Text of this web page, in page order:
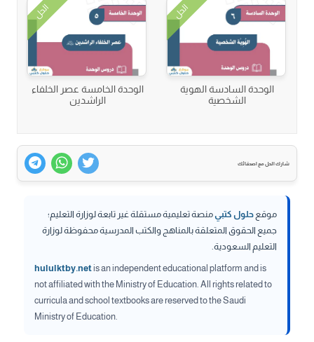
الحل
الوحدة السادسة الهوية
الشخصية
الحل
الوحدة الخامسة عصر الخلفاء
الراشدين
شارك الحل مع اصدقائك
موقع حلول كتبيمنصة تعليمية مستقلة غير تابعة لوزارة التعليم؛
جميع الحقوق المتعلقة بالمناهج والكتب المدرسية محفوظة لوزارة
التعليم السعودية.
hululktby.netis an independent educational platform and is
not affiliated with the Ministry of Education. All rights related to
curricula and school textbooks are reserved to the Saudi
Ministry of Education.